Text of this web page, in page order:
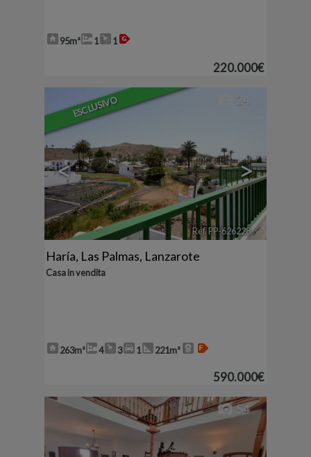
95m² 1 1
220.000€
ESCLUSIVO
< >
24
Ref. PP-626228🔗
Haría, Las Palmas, Lanzarote
Casa in vendita
263m² 4 3 1 221m²
590.000€
54